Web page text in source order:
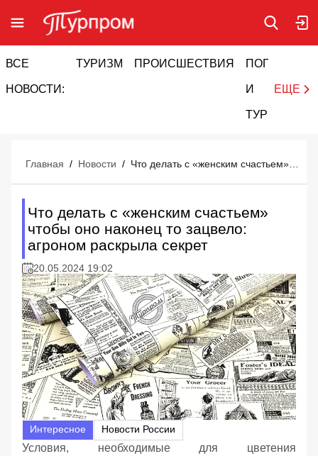
ВСЕ
НОВОСТИ:
ТУРИЗМ ПРОИСШЕСТВИЯ ПОГОДА
И
ТУРИЗМ
ЕЩЕ
Главная / Новости /
Что делать с «женским счастьем»
чтобы оно наконец то зацвело:
агроном раскрыла секрет
20.05.2024 19:02
Интересное Новости России
Условия, необходимые для цветения